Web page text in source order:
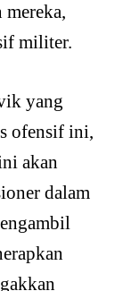
militer.
yang
ofensif ini,
akan
dalam